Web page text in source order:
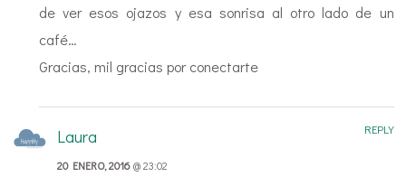
de ver esos ojazos y esa sonrisa al otro lado de un
café…
Gracias, mil gracias por conectarte
Laura
20 ENERO, 2016@ 23:02
REPLY